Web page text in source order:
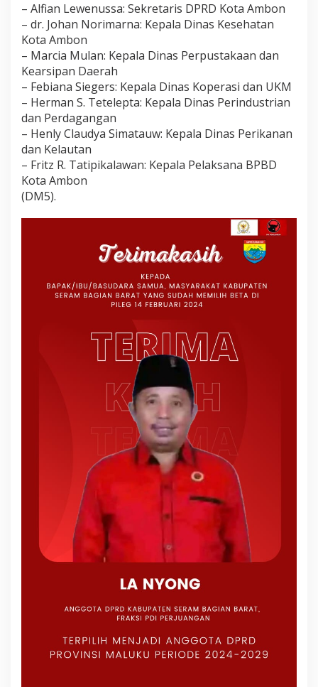
m
b
n
– Alfian Lewenussa: Sekretaris DPRD Kota Ambon
– dr. Johan Norimarna: Kepala Dinas Kesehatan
Kota Ambon
– Marcia Mulan: Kepala Dinas Perpustakaan dan
Kearsipan Daerah
– Febiana Siegers: Kepala Dinas Koperasi dan UKM
– Herman S. Tetelepta: Kepala Dinas Perindustrian
dan Perdagangan
– Henly Claudya Simatauw: Kepala Dinas Perikanan
dan Kelautan
– Fritz R. Tatipikalawan: Kepala Pelaksana BPBD
Kota Ambon
(DM5).